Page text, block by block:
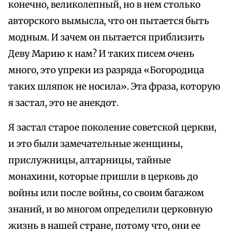
конечно, великолепный, но в нем столько
авторского вымысла, что он пытается быть
модным. И зачем он пытается приблизить
Деву Марию к нам? И таких писем очень
много, это упреки из разряда «Богородица
таких шляпок не носила». Эта фраза, которую
я застал, это не анекдот.
Я застал старое поколение советской церкви,
и это были замечательные женщины,
прислужницы, алтарницы, тайные
монахини, которые пришли в церковь до
войны или после войны, со своим багажом
знаний, и во многом определили церковную
жизнь в нашей стране, потому что, они ее